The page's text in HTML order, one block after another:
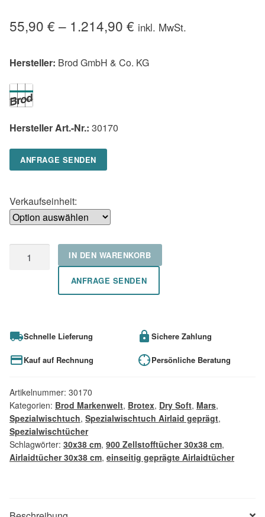
55,90 € – 1.214,90 € inkl. MwSt.
Hersteller: Brod GmbH & Co. KG
Hersteller Art.-Nr.: 30170
ANFRAGE SENDEN
Verkaufseinheit:
Airlaid
Wischtücher,
einseitig
weiß,
Zellstoff,
30x38
cm
Menge
IN DEN WARENKORB
ANFRAGE SENDEN
Schnelle Lieferung Sichere Zahlung
Kauf auf Rechnung Persönliche Beratung
Artikelnummer: 30170
Kategorien: Brod Markenwelt, Brotex, Dry Soft, Mars,
Spezialwischtuch, Spezialwischtuch Airlaid geprägt,
Spezialwischtücher
Schlagwörter: 30x38 cm, 900 Zellstofftücher 30x38 cm,
Airlaidtücher 30x38 cm, einseitig geprägte Airlaidtücher